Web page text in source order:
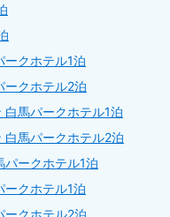
ークホテル1泊
ークホテル2泊
馬パークホテル1泊
白馬パークホテル2泊
ークホテル1泊
ークホテル1泊
ークホテル2泊